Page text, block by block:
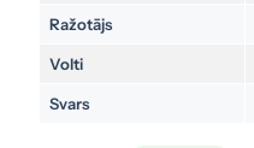
Ražotājs
Volti
Svars